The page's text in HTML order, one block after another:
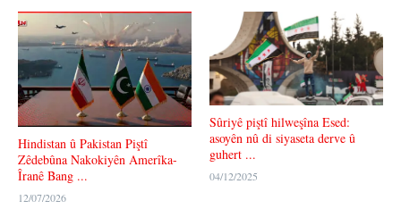
Hindistan û Pakistan Piştî
Zêdebûna Nakokiyên Amerîka-
Îranê Bang ...
12/07/2026
Sûriyê piştî hilweşîna Esed:
asoyên nû di siyaseta derve û
guhert ...
04/12/2025